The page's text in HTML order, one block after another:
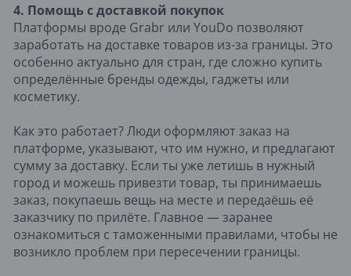
4. Помощь с доставкой покупок
Платформы вроде Grabr или YouDo позволяют
заработать на доставке товаров из-за границы. Это
особенно актуально для стран, где сложно купить
определённые бренды одежды, гаджеты или
косметику.
Как это работает? Люди оформляют заказ на
платформе, указывают, что им нужно, и предлагают
сумму за доставку. Если ты уже летишь в нужный
город и можешь привезти товар, ты принимаешь
заказ, покупаешь вещь на месте и передаёшь её
заказчику по прилёте. Главное — заранее
ознакомиться с таможенными правилами, чтобы не
возникло проблем при пересечении границы.